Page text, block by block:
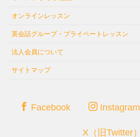
オンラインレッスン
英会話グループ・プライベートレッスン
法人会員について
サイトマップ
Facebook Instagram
X（旧Twitter）